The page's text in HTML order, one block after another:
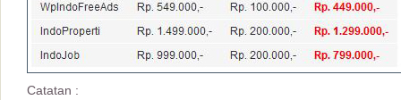
Catatan :